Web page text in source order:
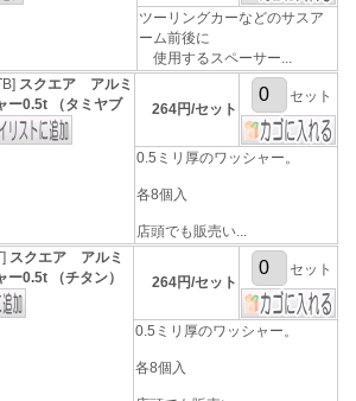
ツーリングカーなどのサスア
ーム前後に
使用するスペーサー...
スクエア アルミ
ー0.5t （タミヤブ
264円/セット
セット
0.5ミリ厚のワッシャー。
各8個入
店頭でも販売い...
スクエア アルミ
ー0.5t （チタン）
264円/セット
セット
0.5ミリ厚のワッシャー。
各8個入